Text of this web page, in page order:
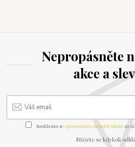
Nepropásněte
akce a
Souhlasím se zpracováním osobních údajů za
Můžete se kdykoli